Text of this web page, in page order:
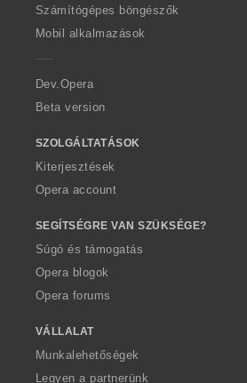
O
p
a
Számítógépes böngészők
Mobil alkalmazások
Dev.Opera
Beta version
SZOLGÁLTATÁSOK
Kiterjesztések
Opera account
SEGÍTSÉGRE VAN SZÜKSÉGE?
Súgó és támogatás
Opera blogok
Opera forums
VÁLLALAT
Munkalehetőségek
Legyen a partnerünk